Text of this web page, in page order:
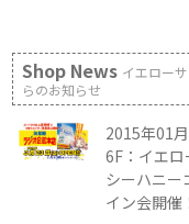
Shop News イエロー
らのお知らせ
2015年01月
6F：イエ
シーハニー
イン会開催